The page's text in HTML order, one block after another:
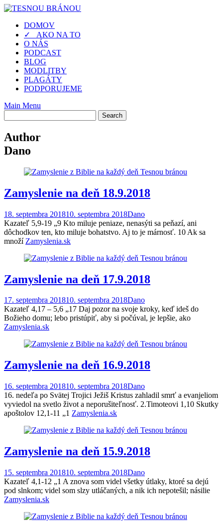
Skip
contentDOMOV
✓ AKO NA TO
O NÁS
PODCAST
BLOG
MODLITBY
PLAGÁTY
PODPORUJEME
Main Menu
Author
Dano
Zamyslenie na deň 18.9.2018
18. septembra 201810. septembra 2018Dano
Kazateľ 5,9-19 „9 Kto miluje peniaze, nenasýti sa peňazí, ani
dôchodkov ten, kto miluje bohatstvo. Aj to je márnosť. 10 Ak sa
množí Zamyslenia.sk
Zamyslenie na deň 17.9.2018
17. septembra 201810. septembra 2018Dano
Kazateľ 4,17 – 5,6 „17 Daj pozor na svoje kroky, keď ideš do
Božieho domu; lebo pristúpiť, aby si počúval, je lepšie, ako
Zamyslenia.sk
Zamyslenie na deň 16.9.2018
16. septembra 201810. septembra 2018Dano
16. nedeľa po Svätej Trojici Ježiš Kristus zahladil smrť a evanjeliom
vyviedol na svetlo život a neporušiteľnosť. 2.Timoteovi 1,10 Skutky
apoštolov 12,1-11 „1 Zamyslenia.sk
Zamyslenie na deň 15.9.2018
15. septembra 201810. septembra 2018Dano
Kazateľ 4,1-12 „1 A znova som videl všetky útlaky, ktoré sa dejú
pod slnkom; videl som slzy utláčaných, a nik ich nepotešil; násilie
Zamyslenia.sk